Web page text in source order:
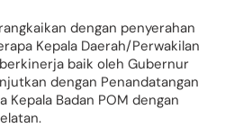
dengan penyerahan
Kepala Daerah/Perwakilan
baik oleh Gubernur
dengan Penandatangan
Kepala Badan POM dengan